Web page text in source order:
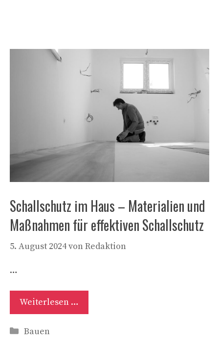
Schallschutz im Haus – Materialien und
Maßnahmen für effektiven Schallschutz
5. August 2024vonRedaktion
…
Weiterlesen …
Kategorien
Bauen